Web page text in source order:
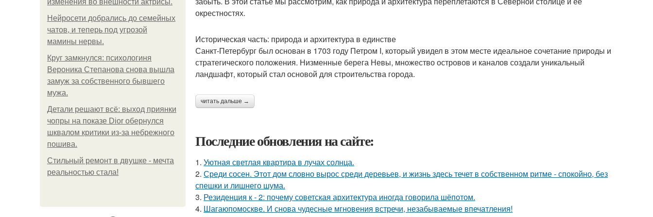
изменения во внешности актрисы.
Нейросети добрались до семейных
чатов, и теперь под угрозой
мамины нервы.
Круг замкнулся: психологиня
Вероника Степанова снова вышла
замуж за собственного бывшего
мужа.
Детали решают всё: выход приянки
чопры на показе Dior обернулся
шквалом критики из-за небрежного
пошива.
Стильный ремонт в двушке - мечта
реальностью стала!
окрестностях.
Историческая часть: природа и архитектура в единстве
Санкт-Петербург был основан в 1703 году Петром I, который увидел в этом месте идеальное сочетание природы и
стратегического положения. Низменные берега Невы, множество островов и каналов создали уникальный
ландшафт, который стал основой для строительства города.
читать дальше →
Последние обновления на сайте:
1. Уютная светлая квартира в лучах солнца.
2. Среди сосен. Этот дом словно вырос среди деревьев, и жизнь здесь течет в собственном ритме - спокойно, без
спешки и лишнего шума.
3. Резиденция к - 2: почему советская архитектура иногда говорила шёпотом.
4. Шагаюпомоскве. И снова чудесные мгновения встречи, незабываемые впечатления!